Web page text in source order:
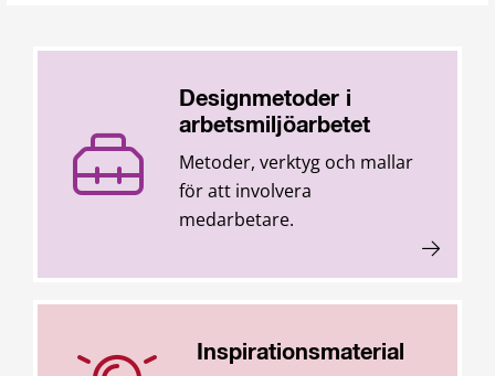
Designmetoder i
arbetsmiljöarbetet
Metoder, verktyg och mallar
för att involvera
medarbetare.
Inspirationsmaterial